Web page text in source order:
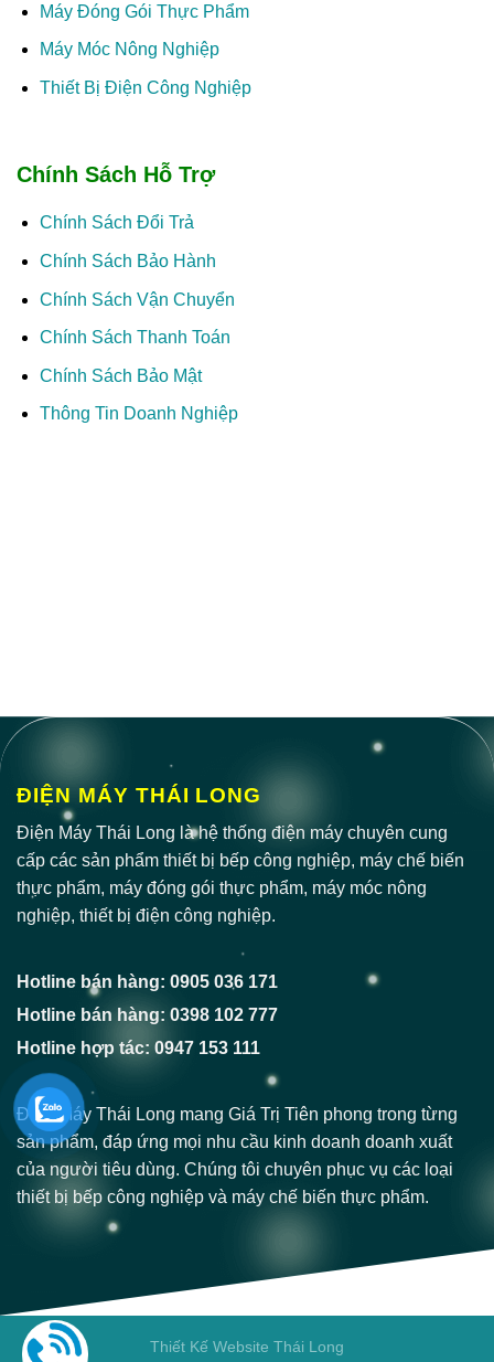
Máy Đóng Gói Thực Phẩm
Máy Móc Nông Nghiệp
Thiết Bị Điện Công Nghiệp
Chính Sách Hỗ Trợ
Chính Sách Đổi Trả
Chính Sách Bảo Hành
Chính Sách Vận Chuyển
Chính Sách Thanh Toán
Chính Sách Bảo Mật
Thông Tin Doanh Nghiệp
ĐIỆN MÁY THÁI LONG
Điện Máy Thái Long là hệ thống điện máy chuyên cung
cấp các sản phẩm thiết bị bếp công nghiệp, máy chế biến
thực phẩm, máy đóng gói thực phẩm, máy móc nông
nghiệp, thiết bị điện công nghiệp.
Hotline bán hàng: 0905 036 171
Hotline bán hàng: 0398 102 777
Hotline hợp tác: 0947 153 111
Điện Máy Thái Long mang Giá Trị Tiên phong trong từng
sản phẩm, đáp ứng mọi nhu cầu kinh doanh doanh xuất
của người tiêu dùng. Chúng tôi chuyên phục vụ các loại
thiết bị bếp công nghiệp và máy chế biến thực phẩm.
Thiết Kế Website Thái Long